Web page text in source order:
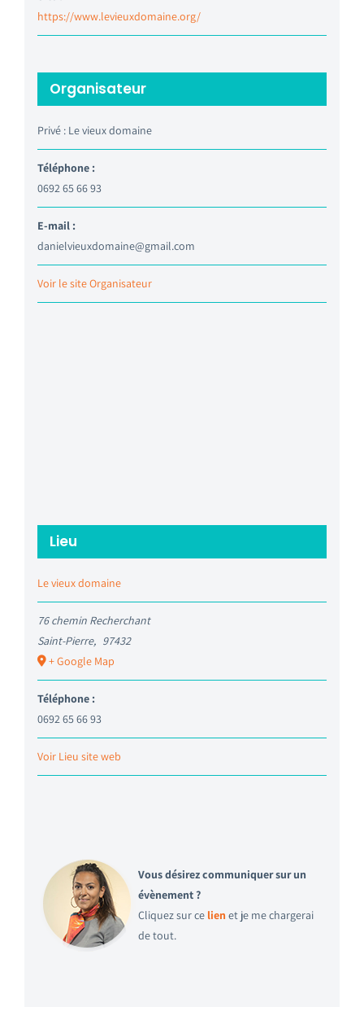
https://www.levieuxdomaine.org/
Organisateur
Privé : Le vieux domaine
Téléphone :
0692 65 66 93
E-mail :
danielvieuxdomaine@gmail.com
Voir le site Organisateur
Lieu
Le vieux domaine
76 chemin Recherchant
Saint-Pierre, 97432
+ Google Map
Téléphone :
0692 65 66 93
Voir Lieu site web
Vous désirez communiquer sur un
évènement ?
Cliquez sur ce lien et je me chargerai
de tout.